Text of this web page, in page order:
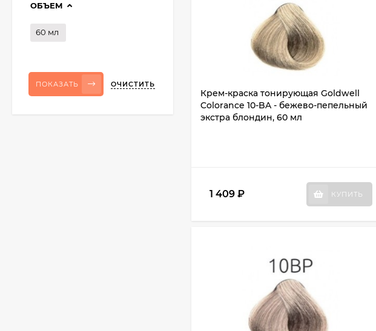
Крем-краска тонирующая Goldwell
Colorance 10-BA - бежево-пепельный
экстра блондин, 60 мл
1 409 ₽ КУПИТЬ
ОБЪЕМ
60 мл
ПОКАЗАТЬ ОЧИСТИТЬ